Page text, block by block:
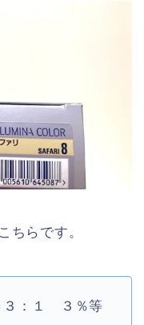
ちらです。
３：１ ３％等